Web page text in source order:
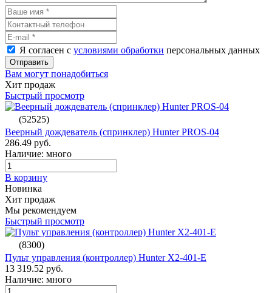
Я согласен с условиями обработки персональных данных
Отправить
Вам могут понадобиться
Хит продаж
Быстрый просмотр
(52525)
Веерный дождеватель (спринклер) Hunter PROS-04
286.49 руб.
Наличие: много
В корзину
Новинка
Хит продаж
Мы рекомендуем
Быстрый просмотр
(8300)
Пульт управления (контроллер) Hunter X2-401-E
13 319.52 руб.
Наличие: много